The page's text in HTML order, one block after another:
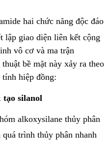
hai chức năng độc đáo
lập giao diện liên kết cộng
vô cơ và ma trận
bề mặt này xảy ra theo
hiệp đồng:
silanol
alkoxysilane thủy phân
trình thủy phân nhanh